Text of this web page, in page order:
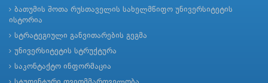
ბათუმის შოთა რუსთაველის სახელმწიფო უნივერსიტეტის
ისტორია
სტრატეგიული განვითარების გეგმა
უნივერსიტეტის სტრუქტურა
საკონტაქტო ინფორმაცია